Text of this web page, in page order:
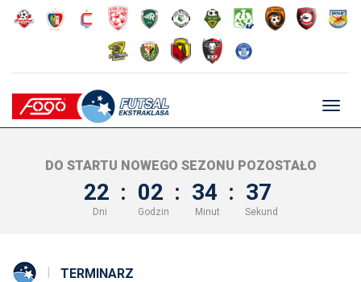
DO STARTU NOWEGO SEZONU POZOSTAŁO
22 : 02 : 34 : 37
Dni Godzin Minut Sekund
TERMINARZ